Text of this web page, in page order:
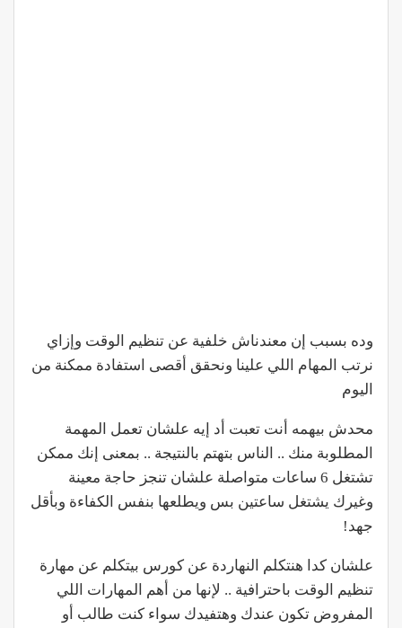
وده بسبب إن معندناش خلفية عن تنظيم الوقت وإزاي
نرتب المهام اللي علينا ونحقق أقصى استفادة ممكنة من
اليوم
محدش بيهمه أنت تعبت أد إيه علشان تعمل المهمة
المطلوبة منك .. الناس بتهتم بالنتيجة .. بمعنى إنك ممكن
تشتغل 6 ساعات متواصلة علشان تنجز حاجة معينة
وغيرك يشتغل ساعتين بس ويطلعها بنفس الكفاءة وبأقل
جهد!
علشان كدا هنتكلم النهاردة عن كورس بيتكلم عن مهارة
تنظيم الوقت باحترافية .. لإنها من أهم المهارات اللي
المفروض تكون عندك وهتفيدك سواء كنت طالب أو